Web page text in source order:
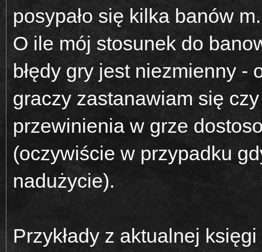
posypało się kilka banów
O ile mój stosunek do
błędy gry jest niezmienny -
graczy zastanawiam się
przewinienia w grze
(oczywiście w przypadku
nadużycie).
Przykłady z aktualnej księgi